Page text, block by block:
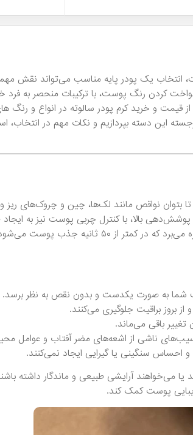
انتخاب یک پودر پایه مناسب می‌تواند نقش
کردن رنگ پوست، با ترکیبات منحصر به
قیمت و خرید کرم پودر سالوته در انواع و رنگ
این دسته بپردازیم و نکات مهم در انتخاب،
نواقص مانند لک‌ها، چین و چروک‌های ریز
پوشش‌دهی بالا، با کنترل چربی پوست نیز به
طبیعی کمک می‌کنند. به عنوان مثال، یکی از محصولات مطرح در این حوزه از ترکیباتی
شما به صورت یکدست و بدون نقص به نظر برسد.
بروز براقیت جلوگیری می‌کنند.
تغییر باقی می‌ماند.
سنگینی یا گیرایی ایجاد نمی‌کنند.
یا می‌خواهند آرایشی طبیعی و ماندگار داشته
پوست کمک کند.